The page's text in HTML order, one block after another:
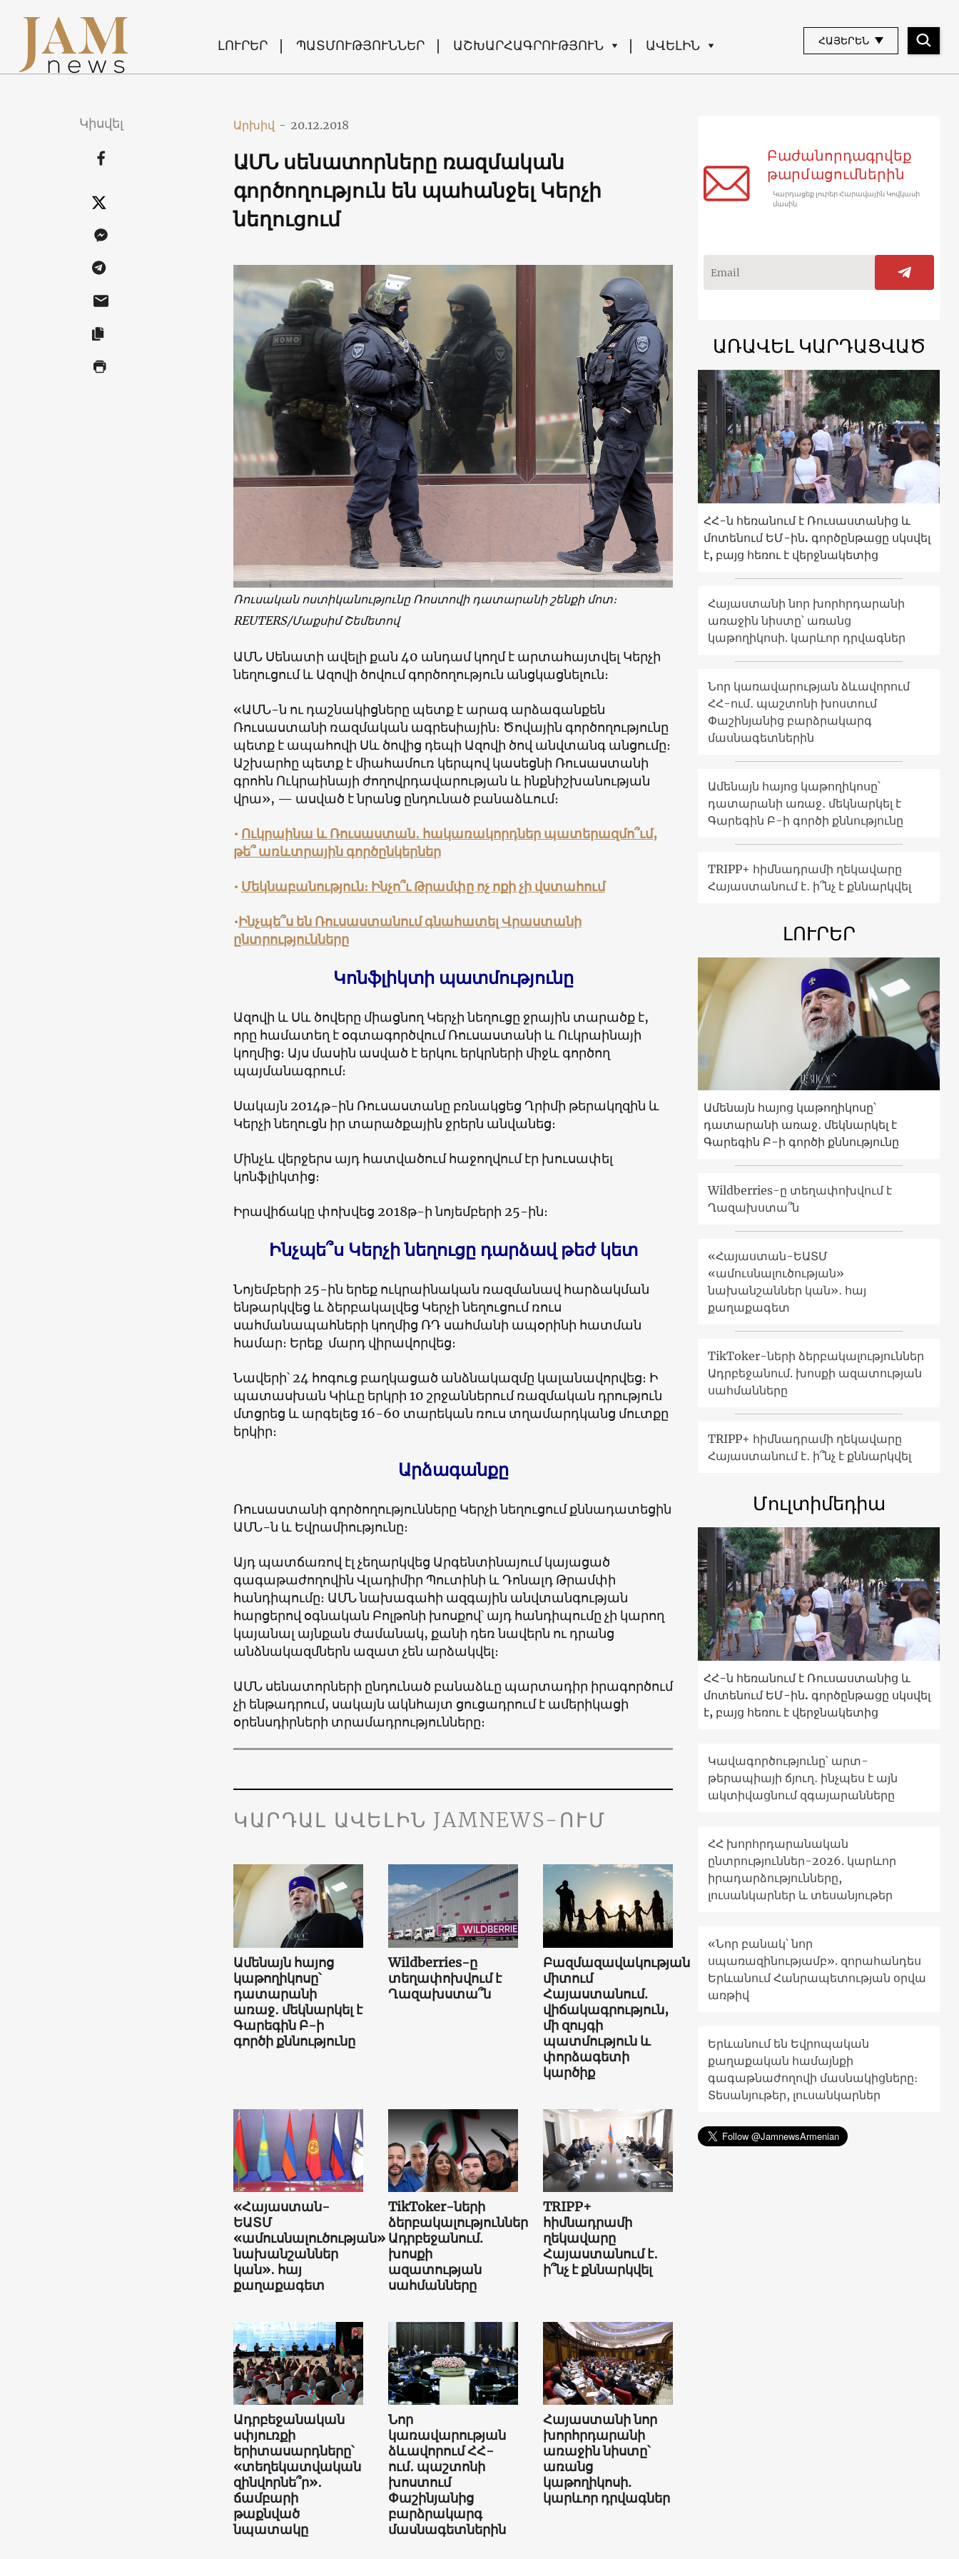
ԼՈՒՐԵՐ ՊԱՏՄՈՒԹՅՈՒՆՆԵՐ ԱՇԽԱՐՀԱԳՐՈՒԹՅՈՒՆ ԱՎԵԼԻՆ ՀԱՅԵՐԵՆ
Կիսվել Արխիվ - 20.12.2018
ԱՄՆ սենատորները ռազմական
գործողություն են պահանջել Կերչի
նեղուցում
Ռուսական ոստիկանությունը Ռոստովի դատարանի շենքի մոտ։
REUTERS/Մաքսիմ Շեմետով
ԱՄՆ Սենատի ավելի քան 40 անդամ կողմ է արտահայտվել Կերչի
նեղուցում և Ազովի ծովում գործողություն անցկացնելուն։
«ԱՄՆ-ն ու դաշնակիցները պետք է արագ արձագանքեն
Ռուսաստանի ռազմական ագրեսիային։ Ծովային գործողությունը
պետք է ապահովի Սև ծովից դեպի Ազովի ծով անվտանգ անցումը։
Աշխարհը պետք է միահամուռ կերպով կասեցնի Ռուսաստանի
գրոհն Ուկրաինայի ժողովրդավարության և ինքնիշխանության
վրա», — ասված է նրանց ընդունած բանաձևում։
• Ուկրաինա և Ռուսաստան․ հակառակորդներ պատերազմո՞ւմ,
թե՞ առևտրային գործընկերներ
• Մեկնաբանություն։ Ինչո՞ւ Թրամփը ոչ ոքի չի վստահում
•Ինչպե՞ս են Ռուսաստանում գնահատել Վրաստանի
ընտրությունները
Կոնֆլիկտի պատմությունը
Ազովի և Սև ծովերը միացնող Կերչի նեղուցը ջրային տարածք է,
որը համատեղ է օգտագործվում Ռուսաստանի և Ուկրաինայի
կողմից։ Այս մասին ասված է երկու երկրների միջև գործող
պայմանագրում։
Սակայն 2014թ-ին Ռուսաստանը բռնակցեց Ղրիմի թերակղզին և
Կերչի նեղուցն իր տարածքային ջրերն անվանեց։
Մինչև վերջերս այդ հատվածում հաջողվում էր խուսափել
կոնֆլիկտից։
Իրավիճակը փոխվեց 2018թ-ի նոյեմբերի 25-ին։
Ինչպե՞ս Կերչի նեղուցը դարձավ թեժ կետ
Նոյեմբերի 25-ին երեք ուկրաինական ռազմանավ հարձակման
ենթարկվեց և ձերբակալվեց Կերչի նեղուցում ռուս
սահմանապահների կողմից ՌԴ սահմանի ապօրինի հատման
համար։ Երեք մարդ վիրավորվեց։
Նավերի՝ 24 հոգուց բաղկացած անձնակազմը կալանավորվեց։ Ի
պատասխան Կիևը երկրի 10 շրջաններում ռազմական դրություն
մտցրեց և արգելեց 16-60 տարեկան ռուս տղամարդկանց մուտքը
երկիր։
Արձագանքը
Ռուսաստանի գործողությունները Կերչի նեղուցում քննադատեցին
ԱՄՆ-ն և Եվրամիությունը։
Այդ պատճառով էլ չեղարկվեց Արգենտինայում կայացած
գագաթաժողովին Վլադիմիր Պուտինի և Դոնալդ Թրամփի
հանդիպումը։ ԱՄՆ նախագահի ազգային անվտանգության
հարցերով օգնական Բոլթոնի խոսքով՝ այդ հանդիպումը չի կարող
կայանալ այնքան ժամանակ, քանի դեռ նավերն ու դրանց
անձնակազմներն ազատ չեն արձակվել։
ԱՄՆ սենատորների ընդունած բանաձևը պարտադիր իրագործում
չի ենթադրում, սակայն ակնհայտ ցուցադրում է ամերիկացի
օրենսդիրների տրամադրությունները։
ԿԱՐԴԱԼ ԱՎԵԼԻՆ JAMNEWS-ՈՒՄ
Ամենայն հայոց
կաթողիկոսը՝
դատարանի
առաջ․ մեկնարկել է
Գարեգին Բ-ի
գործի քննությունը
Wildberries-ը
տեղափոխվում է
Ղազախստա՞ն
Բազմազավակության
միտում
Հայաստանում.
վիճակագրություն,
մի զույգի
պատմություն և
փորձագետի
կարծիք
«Հայաստան-
ԵԱՏՄ
«ամուսնալուծության»
նախանշաններ
կան»․ հայ
քաղաքագետ
TikToker-ների
ձերբակալություններ
Ադրբեջանում.
խոսքի
ազատության
սահմանները
TRIPP+
հիմնադրամի
ղեկավարը
Հայաստանում է․
ի՞նչ է քննարկվել
Ադրբեջանական
սփյուռքի
երիտասարդները՝
«տեղեկատվական
զինվորնե՞ր»․
ճամբարի
թաքնված
նպատակը
Նոր
կառավարության
ձևավորում ՀՀ-
ում․ պաշտոնի
խոստում
Փաշինյանից
բարձրակարգ
մասնագետներին
Հայաստանի նոր
խորհրդարանի
առաջին նիստը՝
առանց
կաթողիկոսի.
կարևոր դրվագներ
Բաժանորդագրվեք
թարմացումներին
Կարդացեք լուրեր Հարավային Կովկասի
մասին
ԱՌԱՎԵԼ ԿԱՐԴԱՑՎԱԾ
ՀՀ-ն հեռանում է Ռուսաստանից և
մոտենում ԵՄ-ին. գործընթացը սկսվել
է, բայց հեռու է վերջնակետից
Հայաստանի նոր խորհրդարանի
առաջին նիստը՝ առանց
կաթողիկոսի. կարևոր դրվագներ
Նոր կառավարության ձևավորում
ՀՀ-ում․ պաշտոնի խոստում
Փաշինյանից բարձրակարգ
մասնագետներին
Ամենայն հայոց կաթողիկոսը՝
դատարանի առաջ․ մեկնարկել է
Գարեգին Բ-ի գործի քննությունը
TRIPP+ հիմնադրամի ղեկավարը
Հայաստանում է․ ի՞նչ է քննարկվել
ԼՈՒՐԵՐ
Ամենայն հայոց կաթողիկոսը՝
դատարանի առաջ․ մեկնարկել է
Գարեգին Բ-ի գործի քննությունը
Wildberries-ը տեղափոխվում է
Ղազախստա՞ն
«Հայաստան-ԵԱՏՄ
«ամուսնալուծության»
նախանշաններ կան»․ հայ
քաղաքագետ
TikToker-ների ձերբակալություններ
Ադրբեջանում. խոսքի ազատության
սահմանները
TRIPP+ հիմնադրամի ղեկավարը
Հայաստանում է․ ի՞նչ է քննարկվել
Մուլտիմեդիա
ՀՀ-ն հեռանում է Ռուսաստանից և
մոտենում ԵՄ-ին. գործընթացը սկսվել
է, բայց հեռու է վերջնակետից
Կավագործությունը՝ արտ-
թերապիայի ճյուղ․ ինչպես է այն
ակտիվացնում զգայարանները
ՀՀ խորհրդարանական
ընտրություններ-2026. կարևոր
իրադարձությունները,
լուսանկարներ և տեսանյութեր
«Նոր բանակ՝ նոր
սպառազինությամբ». զորահանդես
Երևանում Հանրապետության օրվա
առթիվ
Երևանում են Եվրոպական
քաղաքական համայնքի
գագաթնաժողովի մասնակիցները։
Տեսանյութեր, լուսանկարներ